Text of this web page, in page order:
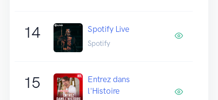
14 Spotify Live
Spotify
15
Entrez dans
l'Histoire